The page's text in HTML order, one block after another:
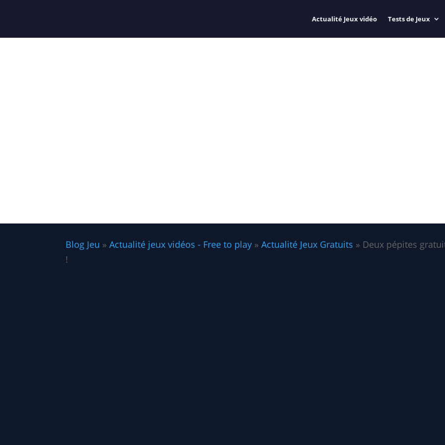
Actualité Jeux vidéo Tests de Jeux
Blog Jeu » Actualité jeux vidéos - Free to play » Actualité Jeux Gratuits » Deux pépites
!